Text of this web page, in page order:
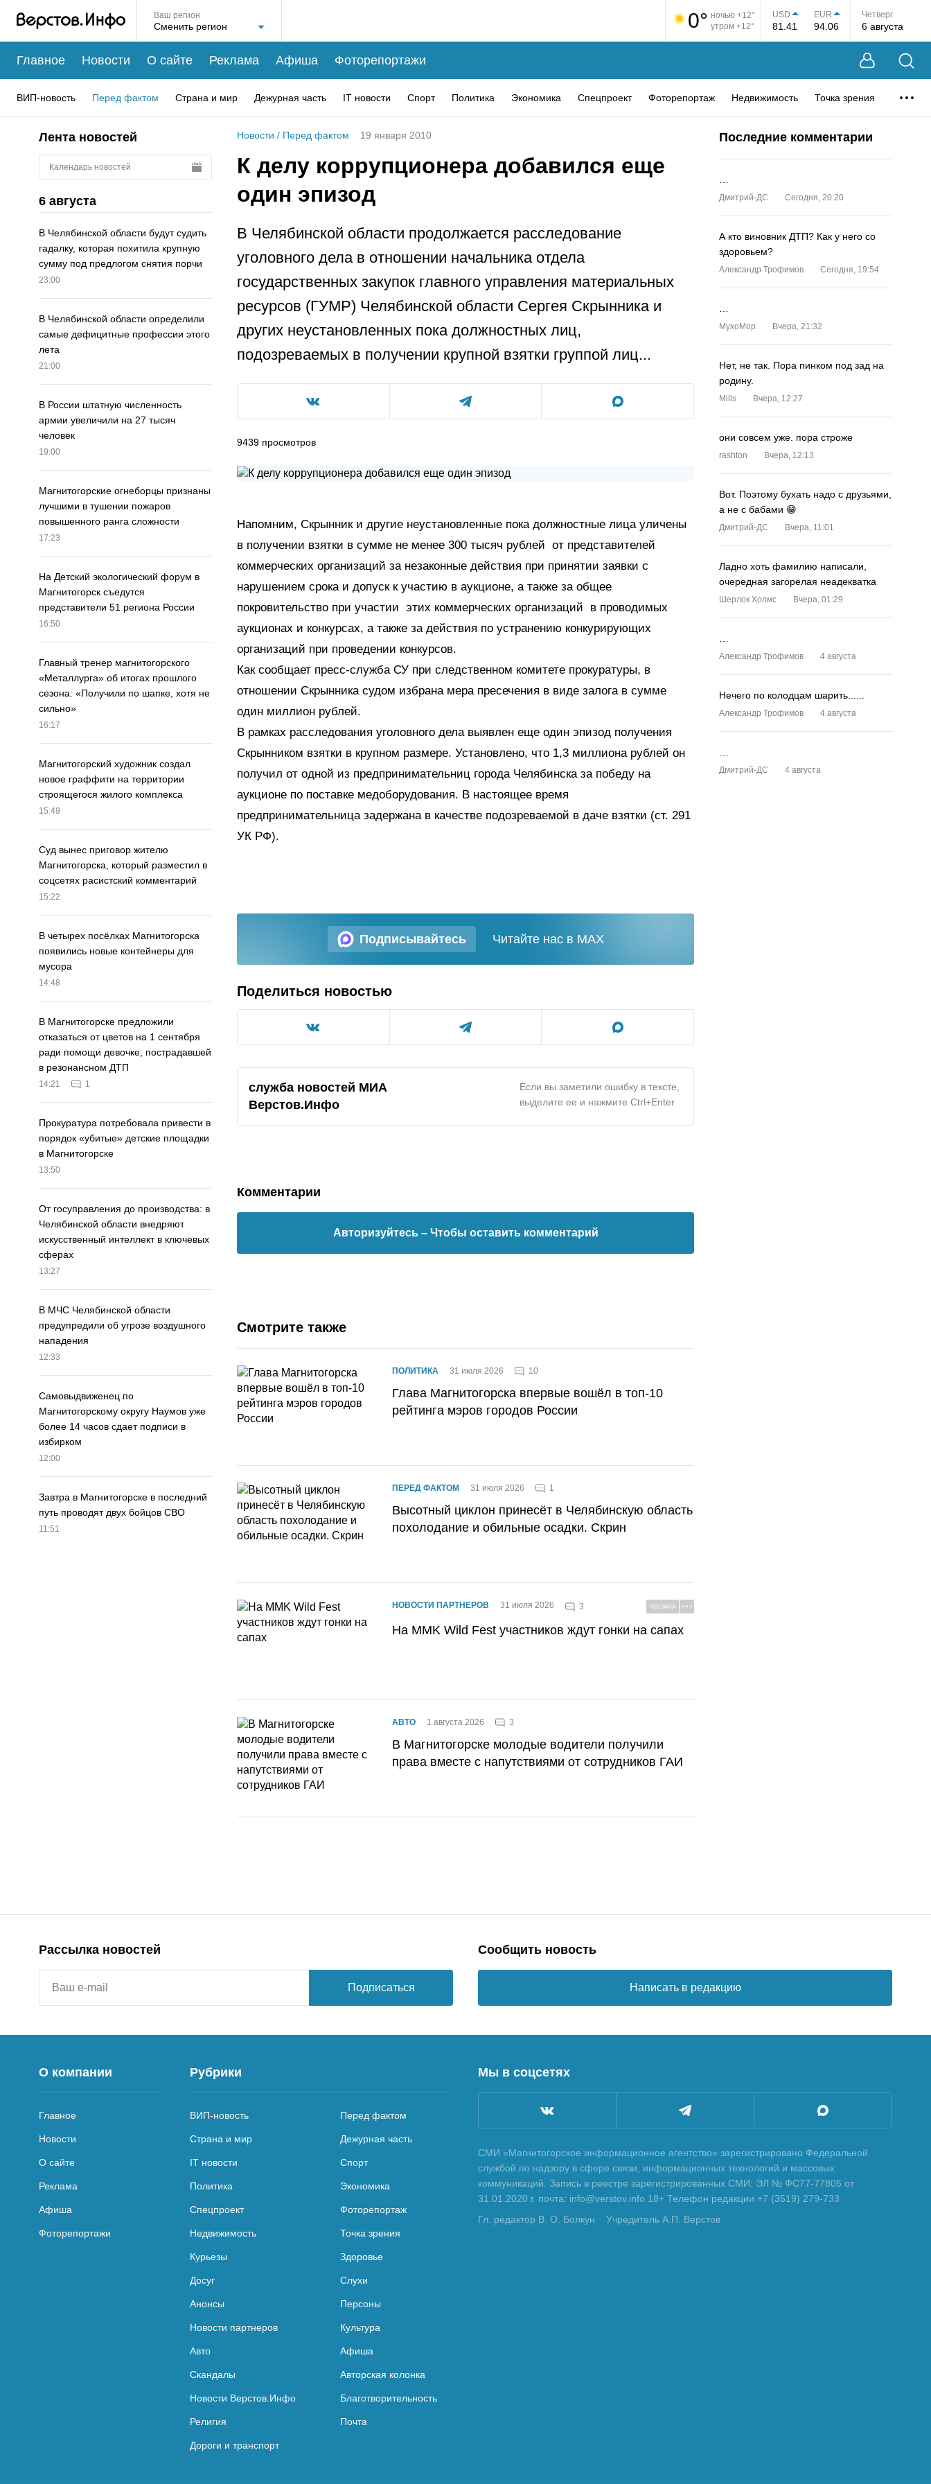
Ваш регион 0° ночью +12°
утром +12°
USD
81.41
EUR
94.06
Четверг
6 августа
Главное Новости О сайте Реклама Афиша Фоторепортажи
ВИП-новость Перед фактом Страна и мир Дежурная часть IT новости Спорт Политика Экономика Спецпроект Фоторепортаж Недвижимость Точка зрения
Лента новостей
Календарь новостей
6 августа
В Челябинской области будут судить
гадалку, которая похитила крупную
сумму под предлогом снятия порчи
23:00
В Челябинской области определили
самые дефицитные профессии этого
лета
21:00
В России штатную численность
армии увеличили на 27 тысяч
человек
19:00
Магнитогорские огнеборцы признаны
лучшими в тушении пожаров
повышенного ранга сложности
17:23
На Детский экологический форум в
Магнитогорск съедутся
представители 51 региона России
16:50
Главный тренер магнитогорского
«Металлурга» об итогах прошлого
сезона: «Получили по шапке, хотя не
сильно»
16:17
Магнитогорский художник создал
новое граффити на территории
строящегося жилого комплекса
15:49
Суд вынес приговор жителю
Магнитогорска, который разместил в
соцсетях расистский комментарий
15:22
В четырех посёлках Магнитогорска
появились новые контейнеры для
мусора
14:48
В Магнитогорске предложили
отказаться от цветов на 1 сентября
ради помощи девочке, пострадавшей
в резонансном ДТП
14:21 1
Прокуратура потребовала привести в
порядок «убитые» детские площадки
в Магнитогорске
13:50
От госуправления до производства: в
Челябинской области внедряют
искусственный интеллект в ключевых
сферах
13:27
В МЧС Челябинской области
предупредили об угрозе воздушного
нападения
12:33
Самовыдвиженец по
Магнитогорскому округу Наумов уже
более 14 часов сдает подписи в
избирком
12:00
Завтра в Магнитогорске в последний
путь проводят двух бойцов СВО
11:51
Новости / Перед фактом 19 января 2010
К делу коррупционера добавился еще
один эпизод
В Челябинской области продолжается расследование
уголовного дела в отношении начальника отдела
государственных закупок главного управления материальных
ресурсов (ГУМР) Челябинской области Сергея Скрынника и
других неустановленных пока должностных лиц,
подозреваемых в получении крупной взятки группой лиц...
9439 просмотров
Напомним, Скрынник и другие неустановленные пока должностные лица уличены
в получении взятки в сумме не менее 300 тысяч рублей от представителей
коммерческих организаций за незаконные действия при принятии заявки с
нарушением срока и допуск к участию в аукционе, а также за общее
покровительство при участии этих коммерческих организаций в проводимых
аукционах и конкурсах, а также за действия по устранению конкурирующих
организаций при проведении конкурсов.
Как сообщает пресс-служба СУ при следственном комитете прокуратуры, в
отношении Скрынника судом избрана мера пресечения в виде залога в сумме
один миллион рублей.
В рамках расследования уголовного дела выявлен еще один эпизод получения
Скрынником взятки в крупном размере. Установлено, что 1,3 миллиона рублей он
получил от одной из предпринимательниц города Челябинска за победу на
аукционе по поставке медоборудования. В настоящее время
предпринимательница задержана в качестве подозреваемой в даче взятки (ст. 291
УК РФ).
Подписывайтесь Читайте нас в MAX
Поделиться новостью
служба новостей МИА
Верстов.Инфо
Если вы заметили ошибку в тексте,
выделите ее и нажмите Ctrl+Enter
Комментарии
Авторизуйтесь – Чтобы оставить комментарий
Смотрите также
ПОЛИТИКА 31 июля 2026 10
Глава Магнитогорска впервые вошёл в топ-10
рейтинга мэров городов России
ПЕРЕД ФАКТОМ 31 июля 2026 1
Высотный циклон принесёт в Челябинскую область
похолодание и обильные осадки. Скрин
НОВОСТИ ПАРТНЕРОВ 31 июля 2026 3 РЕКЛАМА
На MMK Wild Fest участников ждут гонки на сапах
АВТО 1 августа 2026 3
В Магнитогорске молодые водители получили
права вместе с напутствиями от сотрудников ГАИ
Последние комментарии
Дмитрий-ДС Сегодня, 20:20
А кто виновник ДТП? Как у него со
здоровьем?
Александр Трофимов Сегодня, 19:54
MyxoMop Вчера, 21:32
Нет, не так. Пора пинком под зад на
родину.
Mills Вчера, 12:27
они совсем уже. пора строже
rashton Вчера, 12:13
Вот. Поэтому бухать надо с друзьями,
а не с бабами 😁
Дмитрий-ДС Вчера, 11:01
Ладно хоть фамилию написали,
очередная загорелая неадекватка
Шерлок Холмс Вчера, 01:29
Александр Трофимов 4 августа
Нечего по колодцам шарить......
Александр Трофимов 4 августа
Дмитрий-ДС 4 августа
Рассылка новостей
Подписаться
Сообщить новость
Написать в редакцию
О компании
Главное
Новости
О сайте
Реклама
Афиша
Фоторепортажи
Рубрики
ВИП-новость Перед фактом
Страна и мир Дежурная часть
IT новости Спорт
Политика Экономика
Спецпроект Фоторепортаж
Недвижимость Точка зрения
Курьезы Здоровье
Досуг Слухи
Анонсы Персоны
Новости партнеров Культура
Авто Афиша
Скандалы Авторская колонка
Новости Верстов.Инфо Благотворительность
Религия Почта
Дороги и транспорт
Мы в соцсетях
СМИ «Магнитогорское информационное агентство» зарегистрировано Федеральной
службой по надзору в сфере связи, информационных технологий и массовых
коммуникаций. Запись в реестре зарегистрированных СМИ: ЭЛ № ФС77-77805 от
31.01.2020 г. почта: info@verstov.info 18+ Телефон редакции +7 (3519) 279-733
Гл. редактор В. О. Болкун
Учредитель А.П. Верстов